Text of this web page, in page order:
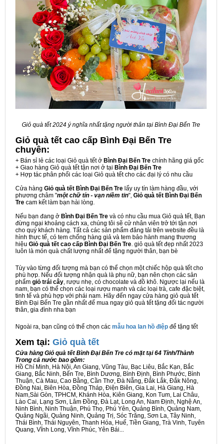
Giỏ quà tết 2024 ý nghĩa nhất tặng người thân tại Bình Đại Bến Tre
Giỏ quà tết cao cấp Bình Đại Bến Tre
chuyên:
+ Bán sỉ lẻ các loại Giỏ quà tết ở Bình Đại Bến Tre chính hãng giá gốc
+ Giao hàng Giỏ quà tết tận nơi ở tại Bình Đại Bến Tre
+ Hợp tác phân phối các loại Giỏ quà tết cho các đại lý có nhu cầu
Cửa hàng Giỏ quà tết Bình Đại Bến Tre lấy uy tín làm hàng đầu, với
phương châm "một chữ tín - vạn niềm tin", Giỏ quà tết Bình Đại Bến
Tre cam kết làm bạn hài lòng.
Nếu bạn đang ở Bình Đại Bến Tre và có nhu cầu mua Giỏ quà tết, Bạn
đừng ngại khoảng cách xa, chúng tôi sẽ cử nhân viên trở tới tận nơi
cho quý khách hàng. Tất cả các sản phẩm đăng tải trên website đều là
hình thực tế, có tem chống hàng giả và tem bảo hành mang thương
hiệu Giỏ quà tết cao cấp Bình Đại Bến Tre. giỏ quà tết đẹp nhất 2023
luôn là món quà chất lượng nhất để tặng người thân, bạn bè
Tùy vào từng đối tượng mà bạn có thể chọn một chiếc hộp quà tết cho
phù hợp. Nếu đối tượng nhận quà là phụ nữ, bạn nên chọn các sản
phẩm giỏ trái cây, rượu nhẹ, có chocolate và đồ khô. Ngược lại nếu là
nam, bạn có thể chọn các loại rượu mạnh và các loại trà, cafe đặc biệt,
tinh tế và phù hợp với phái nam. Hãy đến ngay cửa hàng giỏ quà tết
Bình Đại Bến Tre gần nhất để mua ngay giỏ quà tết tặng đối tác người
thân, gia đình nha bạn
Ngoài ra, bạn cũng có thể chọn các mẫu hoa lan hồ điệp để tặng tết
Xem tại: Giỏ quà tết
Cửa hàng Giỏ quà tết Bình Đại Bến Tre có mặt tại 64 Tỉnh/Thành
Trong cả nước bao gồm:
Hồ Chí Minh, Hà Nội, An Giang, Vũng Tàu, Bạc Liêu, Bắc Kạn, Bắc
Giang, Bắc Ninh, Bến Tre, Bình Dương, Bình Định, Bình Phước, Bình
Thuận, Cà Mau, Cao Bằng, Cần Thơ, Đà Nẵng, Đắk Lắk, Đắk Nông,
Đồng Nai, Biên Hòa, Đồng Tháp, Điện Biên, Gia Lai, Hà Giang, Hà
Nam,Sài Gòn, TPHCM, Khánh Hòa, Kiên Giang, Kon Tum, Lai Châu,
Lào Cai, Lạng Sơn, Lâm Đồng, Đà Lạt, Long An, Nam Định, Nghệ An,
Ninh Bình, Ninh Thuận, Phú Thọ, Phú Yên, Quảng Bình, Quảng Nam,
Quảng Ngãi, Quảng Ninh, Quảng Trị, Sóc Trăng, Sơn La, Tây Ninh,
Thái Bình, Thái Nguyên, Thanh Hóa, Huế, Tiền Giang, Trà Vinh, Tuyên
Quang, Vĩnh Long, Vĩnh Phúc, Yên Bái...